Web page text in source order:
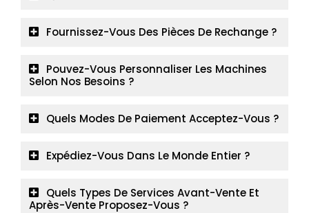
Fournissez-Vous Des Pièces De Rechange ?
Pouvez-Vous Personnaliser Les Machines
Selon Nos Besoins ?
Quels Modes De Paiement Acceptez-Vous ?
Expédiez-Vous Dans Le Monde Entier ?
Quels Types De Services Avant-Vente Et
Après-Vente Proposez-Vous ?